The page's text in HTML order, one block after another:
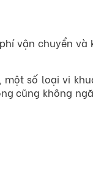
vận chuyển
số loại vi
cũng không